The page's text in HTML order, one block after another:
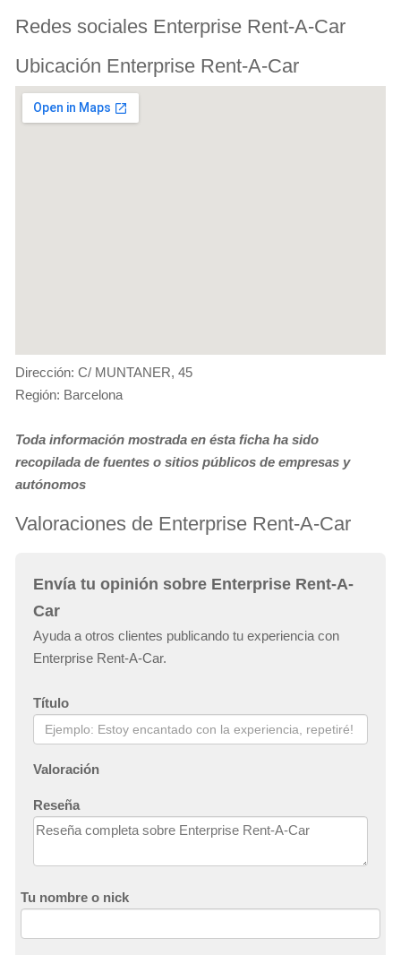
Redes sociales Enterprise Rent-A-Car
Ubicación Enterprise Rent-A-Car
Dirección: C/ MUNTANER, 45
Región: Barcelona
Toda información mostrada en ésta ficha ha sido
recopilada de fuentes o sitios públicos de empresas y
autónomos
Valoraciones de Enterprise Rent-A-Car
Envía tu opinión sobre Enterprise Rent-A-
Car
Ayuda a otros clientes publicando tu experiencia con
Enterprise Rent-A-Car.
Título
Valoración
Reseña
Tu nombre o nick